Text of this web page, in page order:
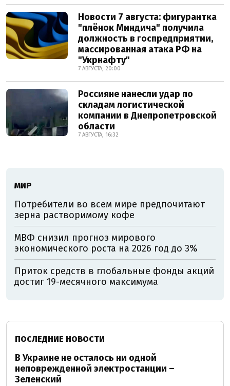
Новости 7 августа: фигурантка
"плёнок Миндича" получила
должность в госпредприятии,
массированная атака РФ на
"Укрнафту"
7 АВГУСТА, 20:00
Россияне нанесли удар по
складам логистической
компании в Днепропетровской
области
7 АВГУСТА, 16:32
МИР
Потребители во всем мире предпочитают
зерна растворимому кофе
МВФ снизил прогноз мирового
экономического роста на 2026 год до 3%
Приток средств в глобальные фонды акций
достиг 19-месячного максимума
ПОСЛЕДНИЕ НОВОСТИ
В Украине не осталось ни одной
неповрежденной электростанции –
Зеленский